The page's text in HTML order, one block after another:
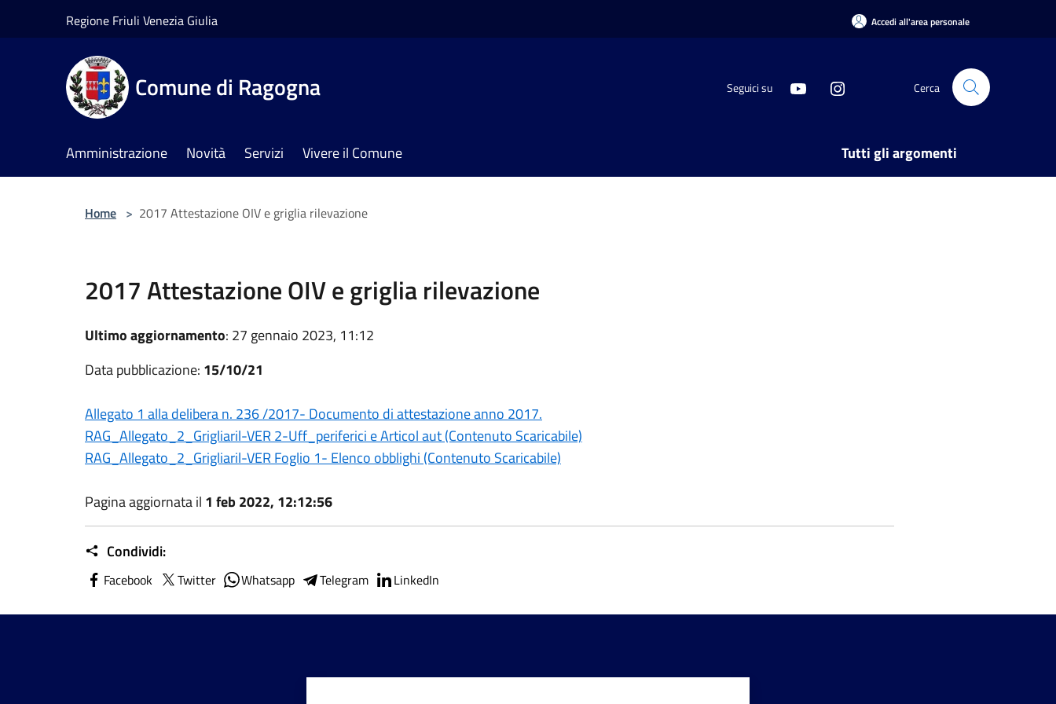
Regione Friuli Venezia Giulia Accedi all'area personale
Comune di Ragogna Seguici su Cerca
Amministrazione Novità Servizi Vivere il Comune Tutti gli argomenti
Home > 2017 Attestazione OIV e griglia rilevazione
2017 Attestazione OIV e griglia rilevazione
Ultimo aggiornamento: 27 gennaio 2023, 11:12
Data pubblicazione: 15/10/21
Allegato 1 alla delibera n. 236 /2017- Documento di attestazione anno 2017.
RAG_Allegato_2_Grigliaril-VER 2-Uff_periferici e Articol aut (Contenuto Scaricabile)
RAG_Allegato_2_Grigliaril-VER Foglio 1- Elenco obblighi (Contenuto Scaricabile)
Pagina aggiornata il 1 feb 2022, 12:12:56
Condividi:
Facebook Twitter Whatsapp Telegram LinkedIn